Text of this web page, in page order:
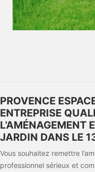
PROVENCE
ENTREPRISE
L’AMÉNAGEMENT
JARDIN DANS LE
Vous souhaitez remettre
professionnel sérieux et